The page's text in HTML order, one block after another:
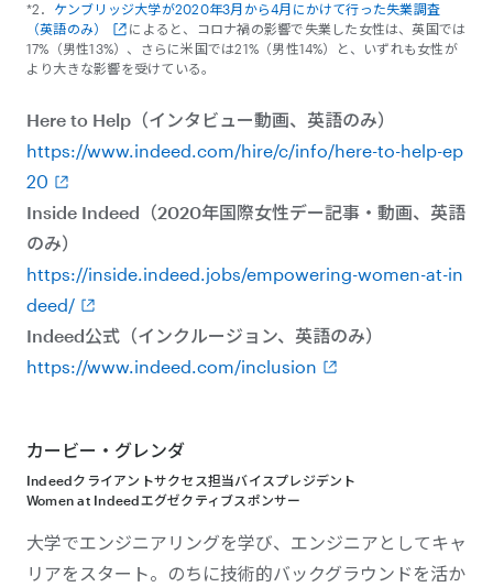
*2． ケンブリッジ大学が2020年3月から4月にかけて行った失業調査
（英語のみ）
によると、コロナ禍の影響で失業した女性は、英国では
17%（男性13%）、さらに米国では21%（男性14%）と、いずれも女性が
より大きな影響を受けている。
Here to Help（インタビュー動画、英語のみ）
https://www.indeed.com/hire/c/info/here-to-help-ep
20
Inside Indeed（2020年国際女性デー記事・動画、英語
のみ）
https://inside.indeed.jobs/empowering-women-at-in
deed/
Indeed公式（インクルージョン、英語のみ）
https://www.indeed.com/inclusion
カービー・グレンダ
Indeedクライアントサクセス担当バイスプレジデント
Women at Indeedエグゼクティブスポンサー
大学でエンジニアリングを学び、エンジニアとしてキャ
リアをスタート。のちに技術的バックグラウンドを活か